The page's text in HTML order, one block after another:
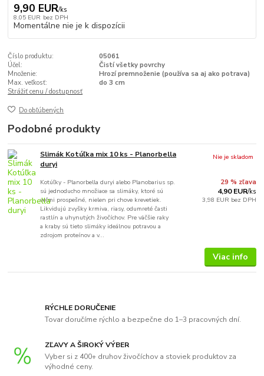
9,90 EUR/ks
8,05 EUR bez DPH
Momentálne nie je k dispozícii
Číslo produktu:
05061
Účel:
Čistí všetky povrchy
Množenie:
Hrozí premnoženie (používa sa aj ako potrava)
Max. veľkosť:
do 3 cm
Strážiť cenu / dostupnosť
Do obľúbených
Podobné produkty
Slimák Kotúľka mix 10 ks - Planorbella
duryi
Kotúľky - Planorbella duryi alebo Planobarius sp.
sú jednoducho množiace sa slimáky, ktoré sú
veľmi prospešné, nielen pri chove krevetiek.
Likvidujú zvyšky krmiva, riasy, odumreté časti
rastlín a uhynutých živočíchov. Pre väčšie raky
a kraby sú tieto slimáky ideálnou potravou a
zdrojom proteínov a v...
29 % zľava
4,90 EUR/ks
3,98 EUR bez DPH
Nie je skladom
Viac info
RÝCHLE DORUČENIE
Tovar doručíme rýchlo a bezpečne do 1–3 pracovných dní.
ZĽAVY A ŠIROKÝ VÝBER
Vyber si z 400+ druhov živočíchov a stoviek produktov za
výhodné ceny.